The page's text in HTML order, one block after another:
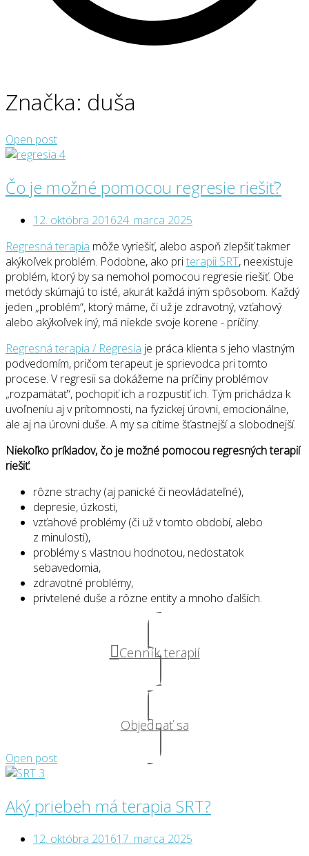
Značka: duša
Open post
Čo je možné pomocou regresie riešiť?
12. októbra 201624. marca 2025
Regresná terapia môže vyriešiť, alebo aspoň zlepšiť takmer
akýkoľvek problém. Podobne, ako priterapii SRT, neexistuje
problém, ktorý by sa nemohol pomocou regresie riešiť. Obe
metódy skúmajú to isté, akurát každá iným spôsobom. Každý
jeden „problém“, ktorý máme, či už je zdravotný, vzťahový
alebo akýkoľvek iný, má niekde svoje korene - príčiny.
Regresná terapia / Regresia je práca klienta s jeho vlastným
podvedomím, pričom terapeut je sprievodca pri tomto
procese. V regresii sa dokážeme na príčiny problémov
„rozpamätať“, pochopiť ich a rozpustiť ich. Tým prichádza k
uvoľneniu aj v prítomnosti, na fyzickej úrovni, emocionálne,
ale aj na úrovni duše. A my sa cítime šťastnejší a slobodnejší.
Niekoľko príkladov, čo je možné pomocou regresných terapií
riešiť:
rôzne strachy (aj panické či neovládateľné),
depresie, úzkosti,
vzťahové problémy (či už v tomto období, alebo
z minulosti),
problémy s vlastnou hodnotou, nedostatok
sebavedomia,
zdravotné problémy,
privtelené duše a rôzne entity a mnoho ďalších.
Cenník terapií
Objednať sa
Open post
Aký priebeh má terapia SRT?
12. októbra 201617. marca 2025